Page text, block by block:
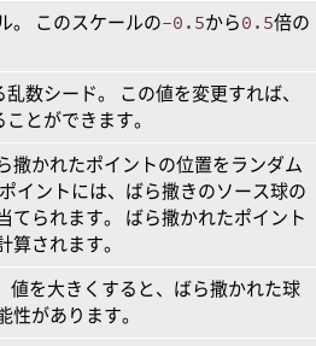
。 このスケールの-0.5から0.5倍の
数シード。 この値を変更すれば、
とができます。
撒かれたポイントの位置をランダム
イントには、ばら撒きのソース球の
てられます。 ばら撒かれたポイント
されます。
値を大きくすると、ばら撒かれた球
があります。